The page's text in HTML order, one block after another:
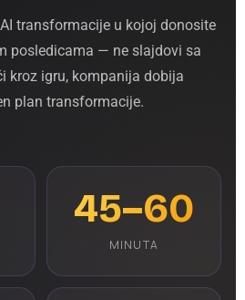
transformacije u kojoj donosite
posledicama — ne slajdovi sa
kroz igru, kompanija dobija
plan transformacije.
45–60
MINUTA